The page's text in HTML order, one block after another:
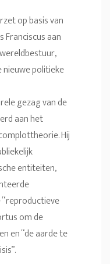
op basis van
Franciscus aan
politieke
gezag van de
aan het
Hij
entiteiten,
om de
en “de aarde te